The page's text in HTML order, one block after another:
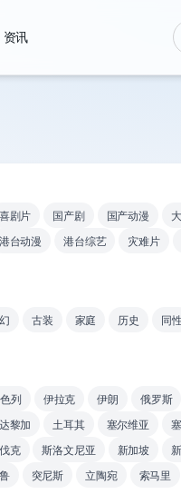
资讯
喜剧片 国产剧 国产动漫
港台动漫 港台综艺 灾难片
古装 家庭 历史 同性
列 伊拉克 伊朗 俄罗斯
黎加 土耳其 塞尔维亚
克 斯洛文尼亚 新加坡
突尼斯 立陶宛 索马里